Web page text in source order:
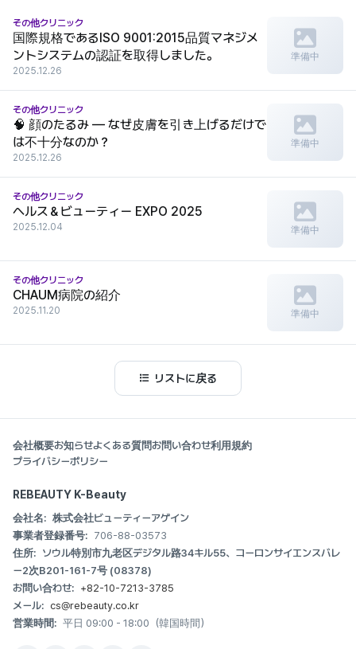
その他クリニック
国際規格であるISO 9001:2015品質マネジメ
ントシステムの認証を取得しました。
2025.12.26
準備中
その他クリニック
🧠 顔のたるみ — なぜ皮膚を引き上げるだけで
は不十分なのか？
2025.12.26
準備中
その他クリニック
ヘルス＆ビューティー EXPO 2025
2025.12.04 準備中
その他クリニック
CHAUM病院の紹介
2025.11.20 準備中
リストに戻る
会社概要お知らせよくある質問お問い合わせ利用規約
プライバシーポリシー
REBEAUTY K-Beauty
会社名: 株式会社ビューティーアゲイン
事業者登録番号: 706-88-03573
住所: ソウル特別市九老区デジタル路34キル55、コーロンサイエンスバレ
ー2次B201-161-7号 (08378)
お問い合わせ: +82-10-7213-3785
メール: cs@rebeauty.co.kr
営業時間: 平日 09:00 - 18:00（韓国時間）